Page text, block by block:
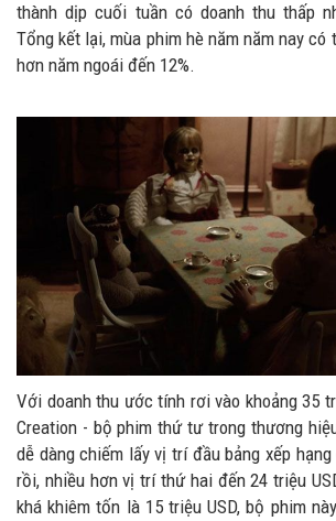
thành dịp cuối tuần có doanh thu thấp
Tổng kết lại, mùa phim hè năm năm nay có
hơn năm ngoái đến 12%.
Với doanh thu ước tính rơi vào khoảng 35
Creation - bộ phim thứ tư trong thương
dễ dàng chiếm lấy vị trí đầu bảng xếp
rồi, nhiều hơn vị trí thứ hai đến 24 triệu
khá khiêm tốn là 15 triệu USD, bộ phim